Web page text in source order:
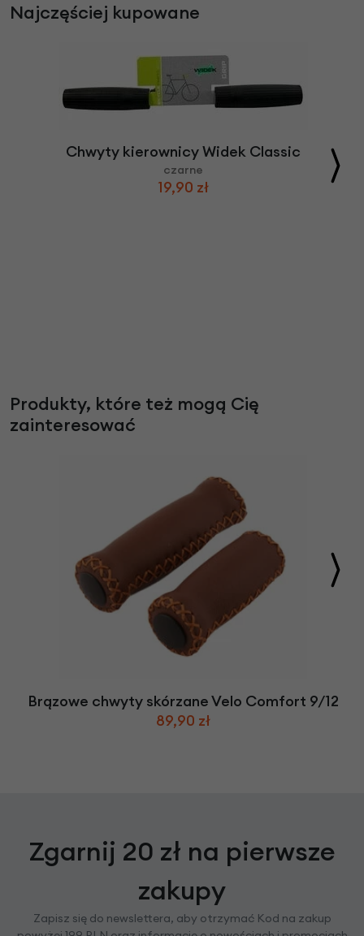
Najczęściej kupowane
Chwyty kierownicy Widek Classic
czarne
19,90 zł
Produkty, które też mogą Cię
zainteresować
Brązowe chwyty skórzane Velo Comfort 9/12
89,90 zł
Zgarnij 20 zł na pierwsze
zakupy
Zapisz się do newslettera, aby otrzymać Kod na zakup